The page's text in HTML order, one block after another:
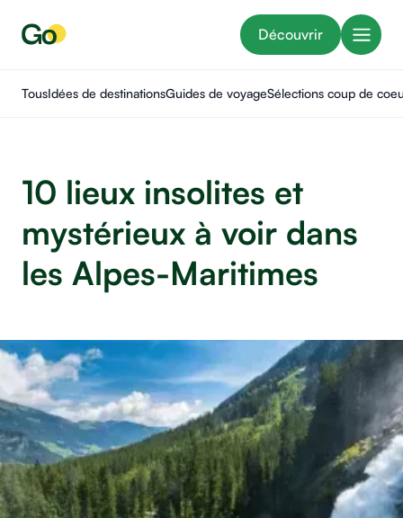
Découvrir
TousIdées de destinationsGuides de voyageSélections coup de
10 lieux insolites et
mystérieux à voir dans
les Alpes-Maritimes